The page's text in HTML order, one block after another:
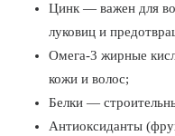
Цинк — важен для
луковиц и
Омега-3 жирные
кожи и волос;
Белки —
Антиоксиданты